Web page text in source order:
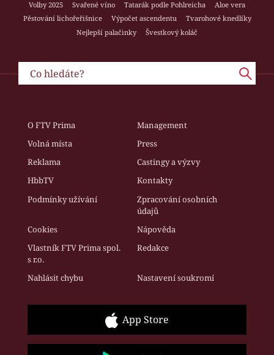
Volby 2025
Svařené víno Tatarák podle Pohlreicha
Aloe vera
Pěstování lichořeřišnice
Výpočet ascendentu
Tvarohové knedlíky
Nejlepší palačinky
Švestkový koláč
O FTV Prima
Management
Volná místa
Press
Reklama
Castingy a výzvy
HbbTV
Kontakty
Podmínky užívání
Zpracování osobních
údajů
Cookies
Nápověda
Vlastník FTV Prima spol.
s r.o.
Redakce
Nahlásit chybu Nastavení soukromí
App Store